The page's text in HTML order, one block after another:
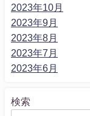
2023年10月
2023年9月
2023年8月
2023年7月
2023年6月
検索